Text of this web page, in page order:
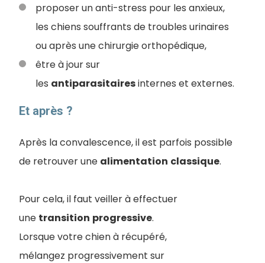
proposer un anti-stress pour les anxieux,
les chiens souffrants de troubles urinaires
ou après une chirurgie orthopédique,
être à jour sur
les antiparasitairesinternes et externes.
Et après ?
Après la convalescence, il est parfois possible
de retrouver une alimentation classique.
Pour cela, il faut veiller à effectuer
une transition progressive.
Lorsque votre chien à récupéré,
mélangez progressivement sur